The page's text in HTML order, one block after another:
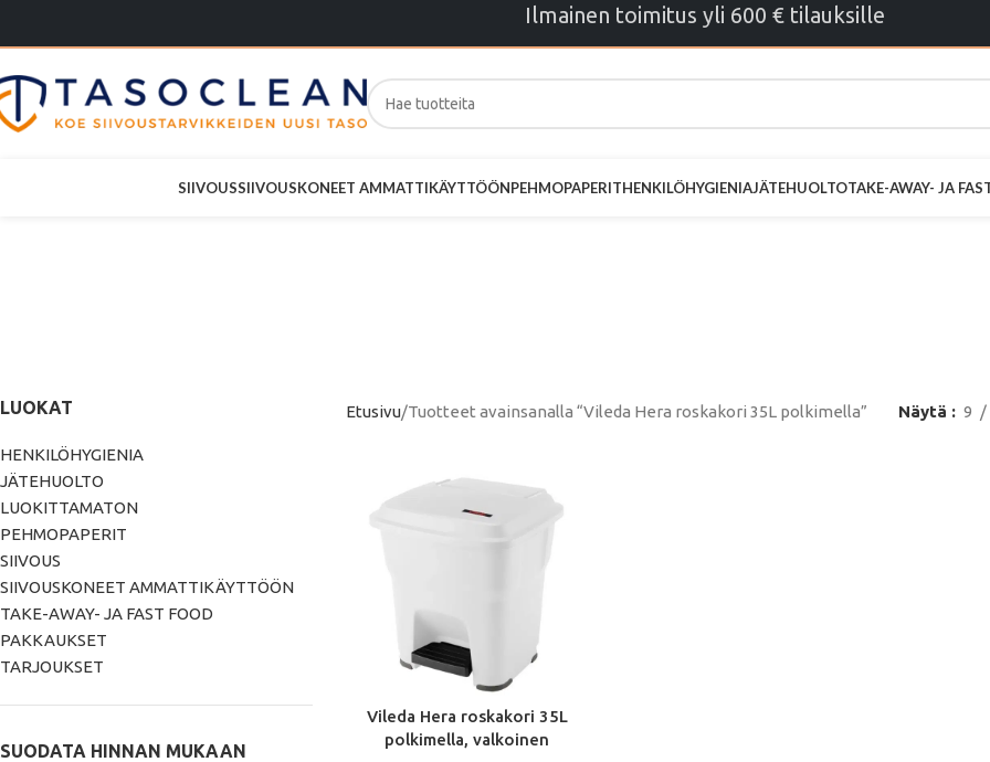
Ilmainen toimitus yli 600 € tilauksille
SIIVOUSSIIVOUSKONEET AMMATTIKÄYTTÖÖNPEHMOPAPERITHENKILÖHYGIENIAJÄTEHUOLTOTAKE-AWAY- JA
LUOKAT
HENKILÖHYGIENIA
JÄTEHUOLTO
LUOKITTAMATON
PEHMOPAPERIT
SIIVOUS
SIIVOUSKONEET AMMATTIKÄYTTÖÖN
TAKE-AWAY- JA FAST FOOD
PAKKAUKSET
TARJOUKSET
SUODATA HINNAN MUKAAN
Etusivu Tuotteet avainsanalla “Vileda Hera roskakori 35L polkimella” Näytä 9
Vileda Hera roskakori 35L
polkimella, valkoinen